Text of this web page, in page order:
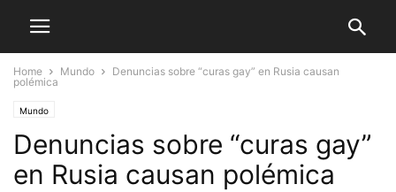
Home Mundo
Denuncias sobre “curas gay” en Rusia causan
polémica
Mundo
Denuncias sobre “curas gay”
en Rusia causan polémica